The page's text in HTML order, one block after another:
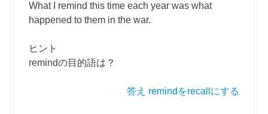
What I remind this time each year was what
happened to them in the war.
ヒント
remindの目的語は？
答え remindをrecallにする